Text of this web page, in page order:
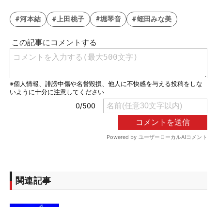
#河本結 #上田桃子 #堀琴音 #蛭田みな美
関連記事